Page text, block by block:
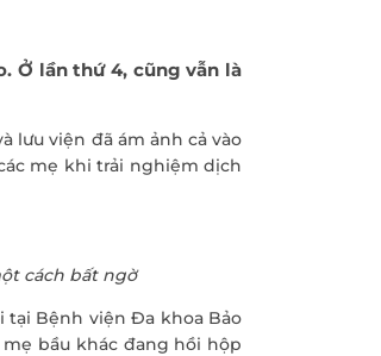
Ung thư phụ
ung thư vú
Ở lần thứ 4, cũng vẫn là
lưu viện đã ám ảnh cả vào
mẹ khi trải nghiệm dịch
cách bất ngờ
tại Bệnh viện Đa khoa Bảo
bầu khác đang hồi hộp